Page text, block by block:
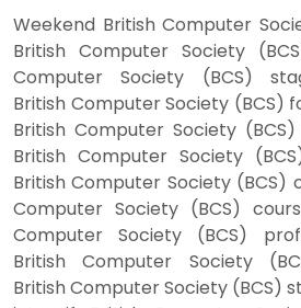
Weekend British Computer
British Computer Society
Computer Society (BCS)
British Computer Society (BCS)
British Computer Society
British Computer Society
British Computer Society (BCS)
Computer Society (BCS)
Computer Society (BCS)
British Computer Society
British Computer Society (BCS)